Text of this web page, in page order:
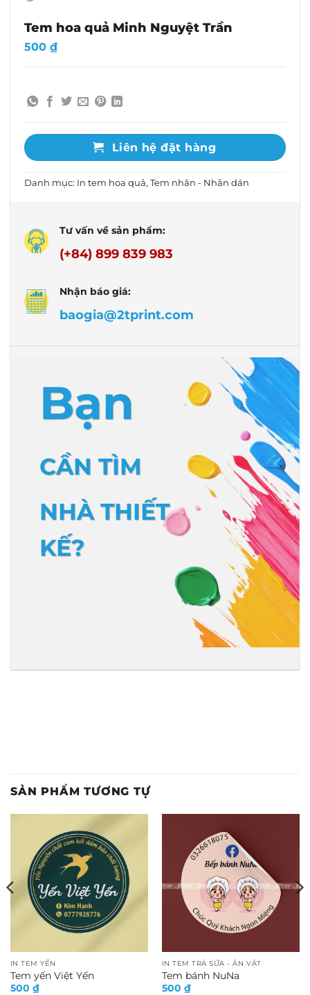
Tem hoa quả Minh Nguyệt Trần
500 ₫
Liên hệ đặt hàng
Danh mục: In tem hoa quả, Tem nhãn - Nhãn dán
Tư vấn về sản phẩm:
(+84) 899 839 983
Nhận báo giá:
baogia@2tprint.com
Bạn
CẦN TÌM
NHÀ THIẾT
KẾ?
SẢN PHẨM TƯƠNG TỰ
IN TEM YẾN
Tem yến Việt Yến
500 ₫
IN TEM TRÀ SỮA - ĂN VẶT
Tem bánh NuNa
500 ₫